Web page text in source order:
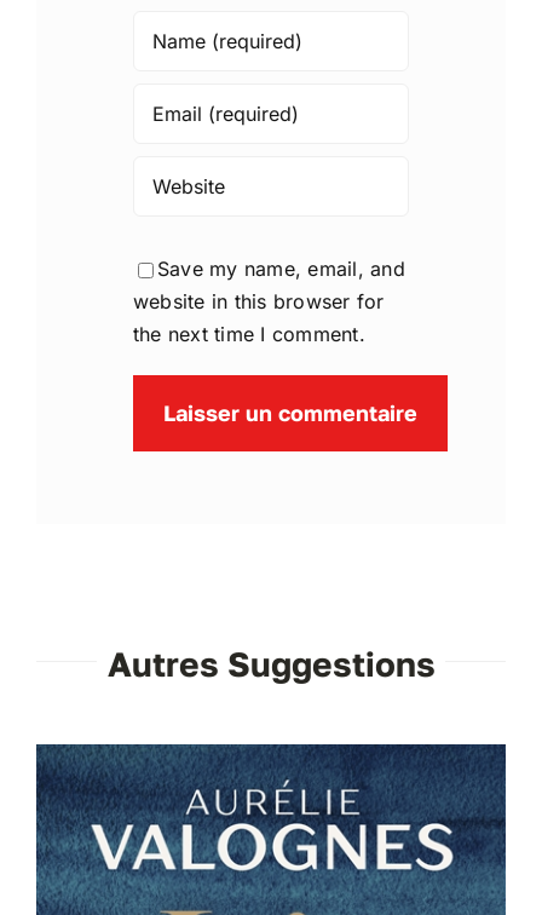
Save my name, email, and
website in this browser for
the next time I comment.
Autres Suggestions